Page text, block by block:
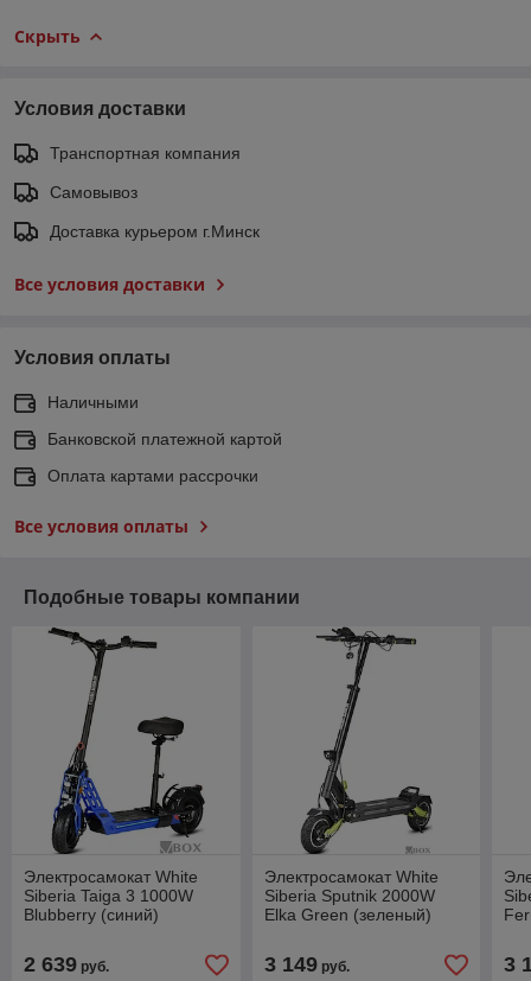
Скрыть
Условия доставки
Транспортная компания
Самовывоз
Доставка курьером г.Минск
Все условия доставки
Условия оплаты
Наличными
Банковской платежной картой
Оплата картами рассрочки
Все условия оплаты
Подобные товары компании
Электросамокат White
Siberia Taiga 3 1000W
Blubberry (синий)
2 639 руб.
Электросамокат White
Siberia Sputnik 2000W
Elka Green (зеленый)
3 149руб. 3